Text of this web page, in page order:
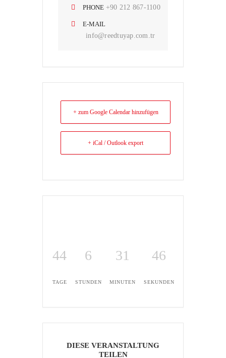
PHONE +90 212 867-1100
E-MAIL
info@reedtuyap.com.tr
+ zum Google Calendar hinzufügen
+ iCal / Outlook export
44
TAGE
6
STUNDEN
31
MINUTEN
46
SEKUNDEN
DIESE VERANSTALTUNG
TEILEN